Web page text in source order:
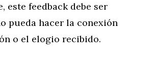
este feedback debe ser
pueda hacer la conexión
o el elogio recibido.